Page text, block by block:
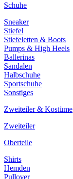
Schuhe
Sneaker
Stiefel
Stiefeletten & Boots
Pumps & High Heels
Ballerinas
Sandalen
Halbschuhe
Sportschuhe
Sonstiges
Zweiteiler & Kostüme
Zweiteiler
Oberteile
Shirts
Hemden
Pullover